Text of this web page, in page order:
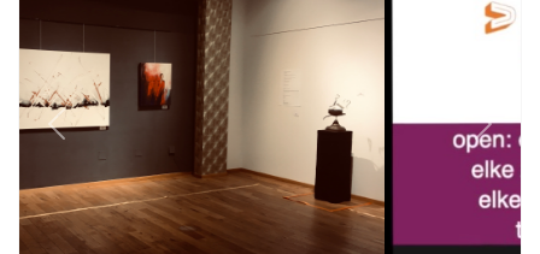
Previous Next